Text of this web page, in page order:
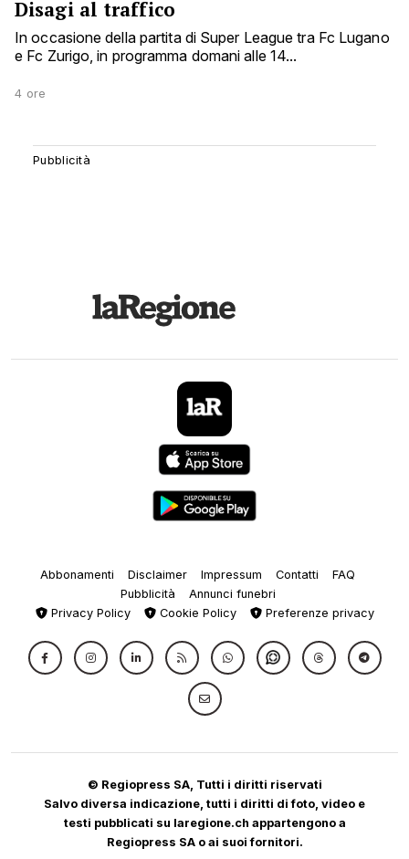
Disagi al traffico
In occasione della partita di Super League tra Fc Lugano
e Fc Zurigo, in programma domani alle 14...
4 ore
Abbonamenti Disclaimer Impressum Contatti
FAQ
Pubblicità
Annunci funebri
Privacy Policy
Cookie Policy Preferenze privacy
© Regiopress SA, Tutti i diritti riservati
Salvo diversa indicazione, tutti i diritti di foto, video e
testi pubblicati su laregione.ch appartengono a
Regiopress SA o ai suoi fornitori.